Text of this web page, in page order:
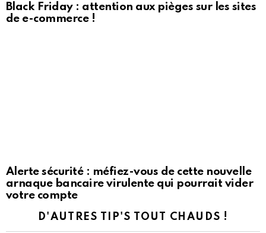
Black Friday : attention aux pièges sur les sites
de e-commerce !
Alerte sécurité : méfiez-vous de cette nouvelle
arnaque bancaire virulente qui pourrait vider
votre compte
D'AUTRES TIP'S TOUT CHAUDS !